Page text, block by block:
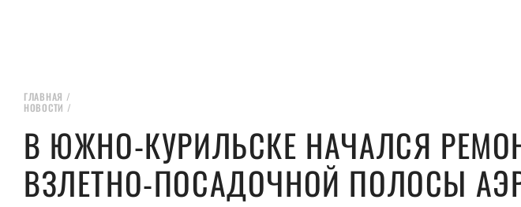
ГЛАВНАЯ /
НОВОСТИ /
В ЮЖНО-КУРИЛЬСКЕ НАЧАЛСЯ
ВЗЛЕТНО-ПОСАДОЧНОЙ ПОЛОСЫ